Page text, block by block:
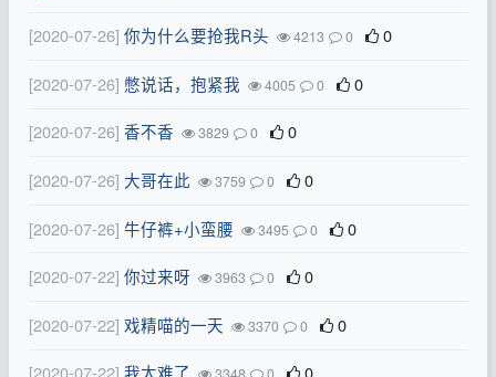
[2020-07-26] 你为什么要抢我R头 4213 0 0
[2020-07-26] 憋说话，抱紧我 4005 0 0
[2020-07-26] 香不香 3829 0 0
[2020-07-26] 大哥在此 3759 0 0
[2020-07-26] 牛仔裤+小蛮腰 3495 0 0
[2020-07-22] 你过来呀 3963 0 0
[2020-07-22] 戏精喵的一天 3370 0 0